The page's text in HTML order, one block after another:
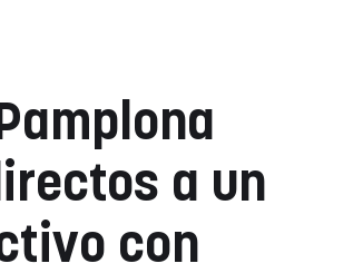
a un
con